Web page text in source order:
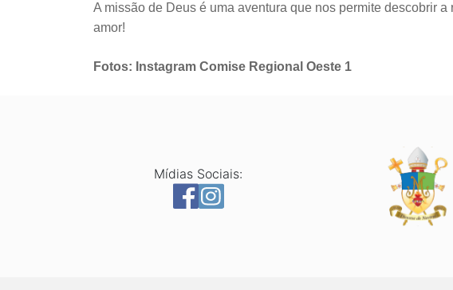
A missão de Deus é uma aventura que nos permite descobrir
amor!
Fotos: Instagram Comise Regional Oeste 1
Mídias Sociais: